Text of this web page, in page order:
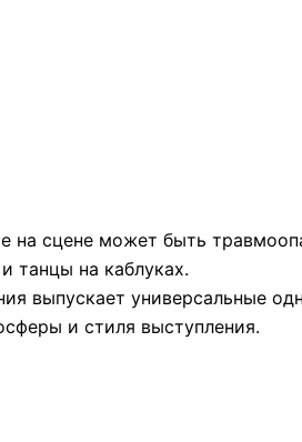
на сцене может быть
танцы на каблуках.
выпускает универсальные
и стиля выступления.